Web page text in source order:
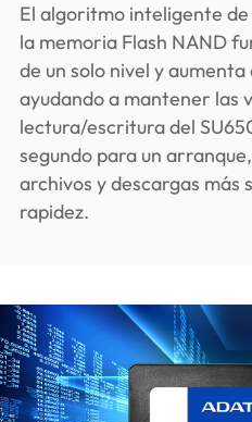
El algoritmo inteligente
la memoria Flash NAND
de un solo nivel y
ayudando a mantener las
lectura/escritura del
segundo para un
archivos y descargas más
rapidez.